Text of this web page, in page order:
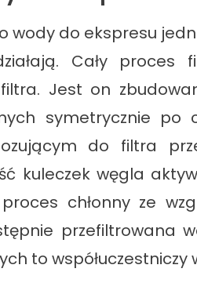
wody do ekspresu
Cały proces
Jest on
symetrycznie po
do filtra
kuleczek węgla
chłonny ze
przefiltrowana
to współuczestniczy